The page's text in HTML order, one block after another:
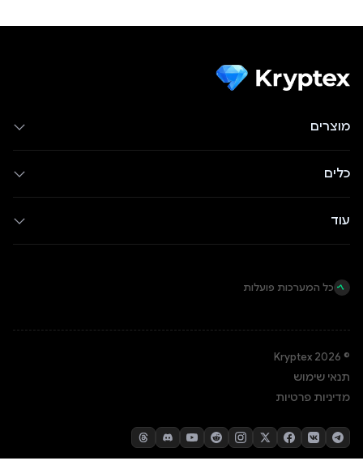
מוצרים
כלים
עוד
כל המערכות פועלות
© Kryptex 2026
תנאי שימוש
מדיניות פרטיות